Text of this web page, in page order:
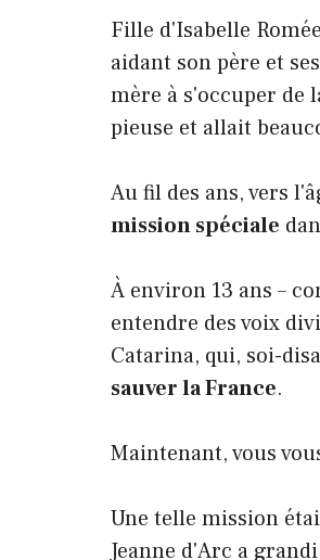
Fille d'Isabelle
aidant son père et
mère à s'occuper de
pieuse et allait
Au fil des ans, vers
mission spéciale
À environ 13 ans –
entendre des voix
Catarina, qui, soi-
sauver la France.
Maintenant, vous
Une telle mission
Jeanne d'Arc a